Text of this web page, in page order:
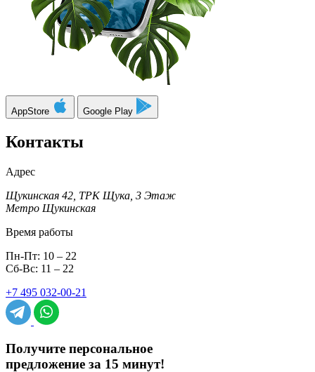
AppStore Google Play
Контакты
Адрес
Щукинская 42, ТРК Щука, 3 Этаж
Метро Щукинская
Время работы
Пн-Пт: 10 – 22
Сб-Вс: 11 – 22
+7 495 032-00-21
Получите персональное
предложение за 15 минут!